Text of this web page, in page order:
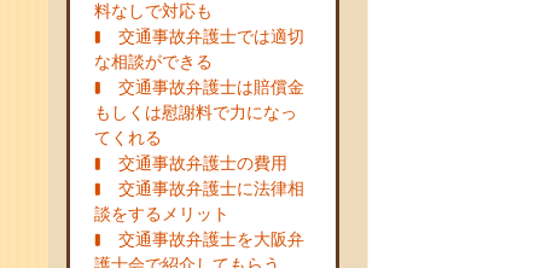
料なしで対応も
交通事故弁護士では適切
な相談ができる
交通事故弁護士は賠償金
もしくは慰謝料で力になっ
てくれる
交通事故弁護士の費用
交通事故弁護士に法律相
談をするメリット
交通事故弁護士を大阪弁